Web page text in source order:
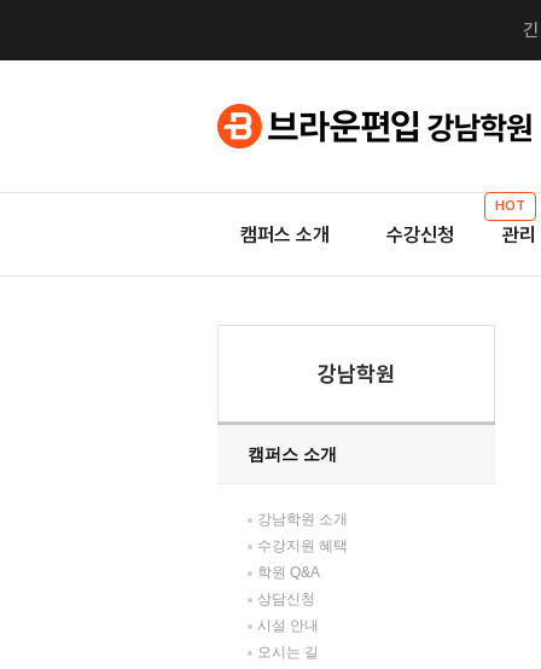
캠퍼스 소개 수강신청 관리
HOT
강남학원
캠퍼스 소개
강남학원 소개
수강지원 혜택
학원 Q&A
상담신청
시설 안내
오시는 길